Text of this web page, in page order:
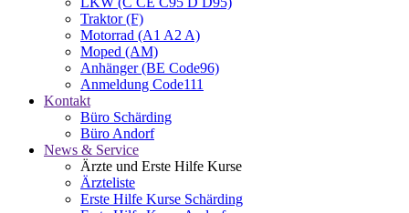
Traktor (F)
Motorrad (A1 A2 A)
Moped (AM)
Anhänger (BE Code96)
Anmeldung Code111
Kontakt
Büro Schärding
Büro Andorf
News & Service
Ärzte und Erste Hilfe Kurse
Ärzteliste
Erste Hilfe Kurse Schärding